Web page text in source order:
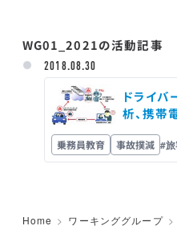
WG01_2021の活動記事
2018.08.30
ドライ
析、携帯
／エコ運
募集
乗務員教育 事故撲減 #
Home ワーキンググループ